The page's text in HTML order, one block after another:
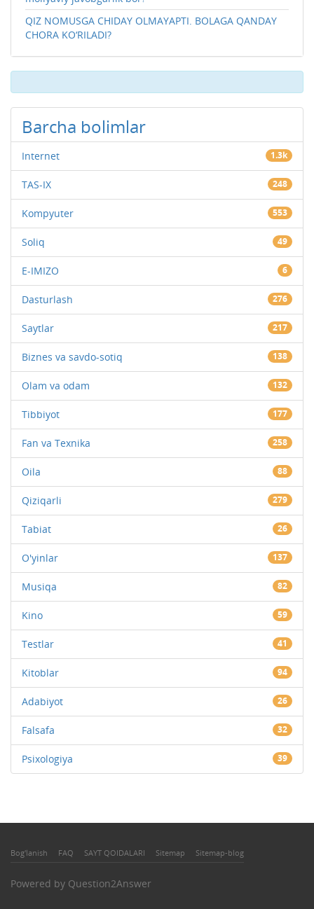
QIZ NOMUSGA CHIDAY OLMAYAPTI. BOLAGA QANDAY
CHORA KO‘RILADI?
Barcha bolimlar
Internet 1.3k
TAS-IX 248
Kompyuter 553
Soliq 49
E-IMIZO 6
Dasturlash 276
Saytlar 217
Biznes va savdo-sotiq 138
Olam va odam 132
Tibbiyot 177
Fan va Texnika 258
Oila 88
Qiziqarli 279
Tabiat 26
O'yinlar 137
Musiqa 82
Kino 59
Testlar 41
Kitoblar 94
Adabiyot 26
Falsafa 32
Psixologiya 39
Bog'lanish FAQ SAYT QOIDALARI Sitemap Sitemap-blog
Powered by Question2Answer